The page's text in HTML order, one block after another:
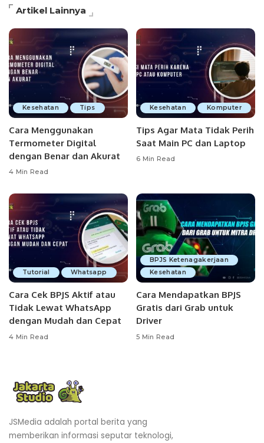
Artikel Lainnya
Kesehatan Tips
Cara Menggunakan
Termometer Digital
dengan Benar dan Akurat
4 Min Read
Kesehatan Komputer
Tips Agar Mata Tidak Perih
Saat Main PC dan Laptop
6 Min Read
Tutorial Whatsapp
Cara Cek BPJS Aktif atau
Tidak Lewat WhatsApp
dengan Mudah dan Cepat
4 Min Read
BPJS Ketenagakerjaan
Kesehatan
Cara Mendapatkan BPJS
Gratis dari Grab untuk
Driver
5 Min Read
JSMedia adalah portal berita yang
memberikan informasi seputar teknologi,